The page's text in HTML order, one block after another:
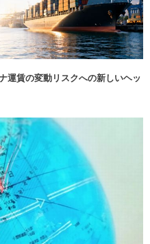
運賃の変動リスクへの新しいヘッ